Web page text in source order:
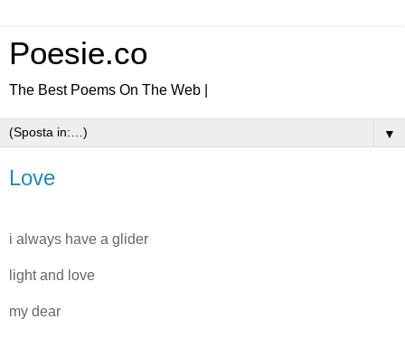
Poesie.co
The Best Poems On The Web |
▼
Love
i always have a glider
light and love
my dear